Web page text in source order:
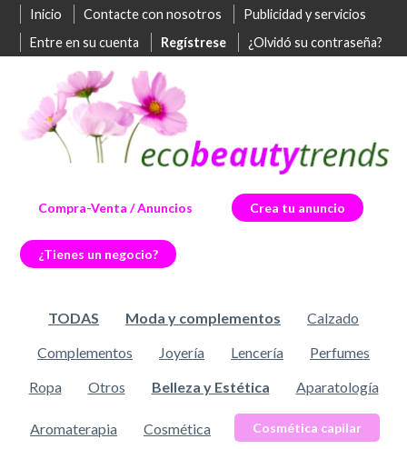
Inicio Contacte con nosotros
Publicidad y servicios
Entre en su cuenta
Regístrese ¿Olvidó su contraseña?
Compra-Venta / Anuncios Crea tu anuncio
¿Tienes un negocio?
TODAS Moda y complementos
Calzado
Complementos
Joyería Lencería
Perfumes
Ropa
Otros Belleza y Estética Aparatología
Aromaterapia Cosmética Cosmética capilar